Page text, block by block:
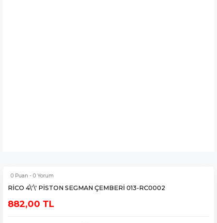
0 Puan - 0 Yorum
RİCO 4\'\' PİSTON SEGMAN ÇEMBERİ 013-RC0002
882,00 TL